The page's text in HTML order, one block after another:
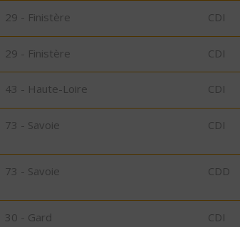
29 - Finistère CDI
29 - Finistère CDI
43 - Haute-Loire CDI
73 - Savoie CDI
73 - Savoie CDD
30 - Gard CDI